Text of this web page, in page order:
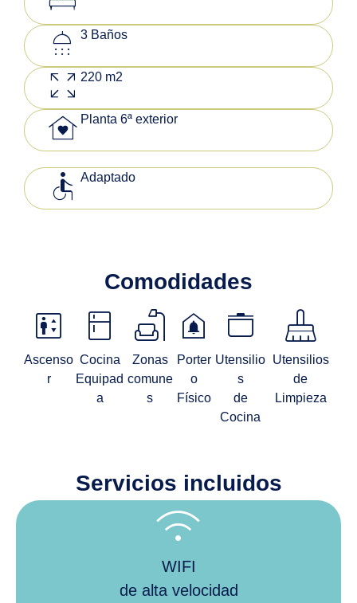
shower 3 Baños
zoom_out_map 220 m2
family_home Planta 6ª exterior
accessible Adaptado
Comodidades
elevator
Ascenso
r
kitchen
Cocina
Equipad
a
scene
Zonas
comune
s
doorbell
Porter
o
Físico
stockpot
Utensilio
s
de
Cocina
mop
Utensilios
de
Limpieza
Servicios incluidos
wifi
WIFI
de alta velocidad